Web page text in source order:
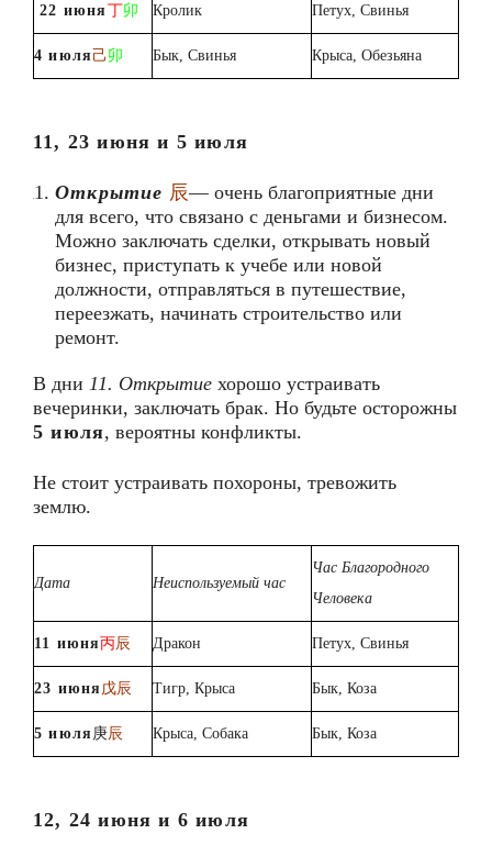
22 июня 丁卯 Кролик Петух, Свинья
4 июля 己卯 Бык, Свинья Крыса, Обезьяна
11, 23 июня и 5 июля
Открытие 辰— очень благоприятные дни
для всего, что связано с деньгами и бизнесом.
Можно заключать сделки, открывать новый
бизнес, приступать к учебе или новой
должности, отправляться в путешествие,
переезжать, начинать строительство или
ремонт.
В дни 11. Открытие хорошо устраивать
вечеринки, заключать брак. Но будьте осторожны
5 июля, вероятны конфликты.
Не стоит устраивать похороны, тревожить
землю.
Дата Неиспользуемый час
Час Благородного
Человека
11 июня丙辰 Дракон Петух, Свинья
23 июня 戊辰 Тигр, Крыса Бык, Коза
5 июля 庚辰 Крыса, Собака Бык, Коза
12, 24 июня и 6 июля